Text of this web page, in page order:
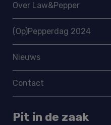
Over Law&Pepper
(Op)Pepperdag 2024
Nieuws
Contact
Pit in de zaak